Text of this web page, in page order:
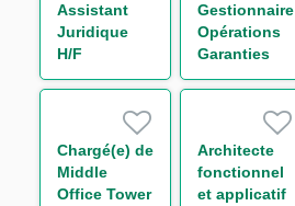
Assistant
Juridique
H/F
Gestionnaire
Opérations
Garanties
France &
Finance H/F
Chargé(e) de
Middle
Office Tower
Architecte
fonctionnel
et applicatif